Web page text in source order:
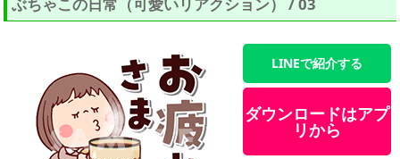
ぶちゃこの日常（可愛いリアクション） / 03
LINEで紹介する
ダウンロードはアプ
リから